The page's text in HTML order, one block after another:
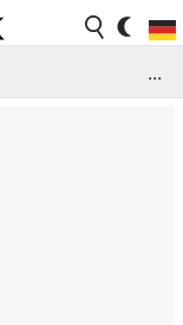
...